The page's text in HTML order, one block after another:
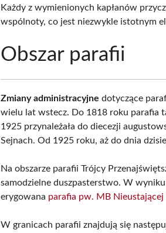
Każdy z wymienionych kapłanów
wspólnoty, co jest niezwykle istotnym
Obszar parafii
Zmiany administracyjne dotyczące
wielu lat wstecz. Do 1818 roku parafia
1925 przynależała do diecezji
Sejnach. Od 1925 roku, aż do dnia
Na obszarze parafii Trójcy
samodzielne duszpasterstwo. W
erygowana parafia pw. MB Nieustającej
W granicach parafii znajdują się